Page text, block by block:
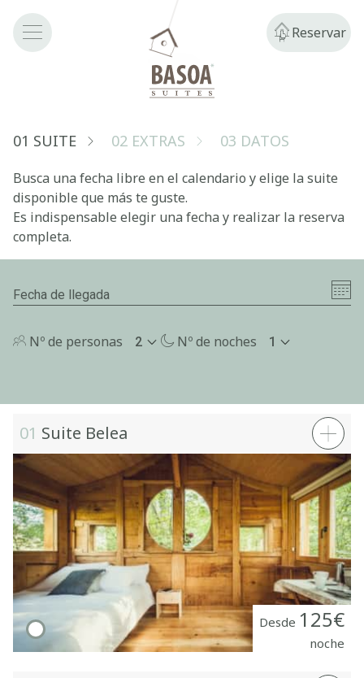
Reservar
RESERVA UNA SUITE
la noche
RESERVAR
INICIO
LAS SUITES
04 Suite Bedats
05 Suite Mirua
06 Suite Triku
07 Suite Ekia
RESERVAR
ENTORNO
REGALA BASOA SUITES
PREGUNTAS FRECUENTES
CONTACTO
LOCALIZACIÓN
Cas Eng
01 SUITE 02 EXTRAS 03 DATOS
Busca una fecha libre en el calendario y elige la suite
disponible que más te guste.
Es indispensable elegir una fecha y realizar la reserva
completa.
Fecha de llegada
Nº de personas Nº de noches
01 Suite Belea
Desde 125€
noche